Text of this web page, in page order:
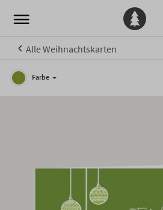
Alle Weihnachtskarten
Farbe